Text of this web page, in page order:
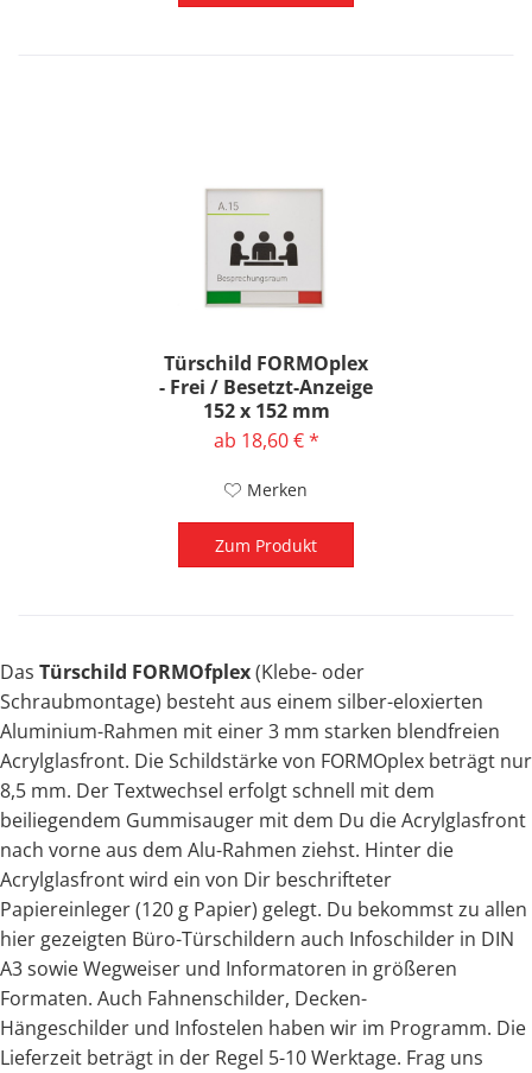
Türschild FORMOplex
- Frei / Besetzt-Anzeige
152 x 152 mm
ab 18,60 € *
Merken
Zum Produkt
Das Türschild FORMOfplex(Klebe- oder
Schraubmontage) besteht aus einem silber-eloxierten
Aluminium-Rahmen mit einer 3 mm starken blendfreien
Acrylglasfront. Die Schildstärke von FORMOplex beträgt nur
8,5 mm. Der Textwechsel erfolgt schnell mit dem
beiliegendem Gummisauger mit dem Du die Acrylglasfront
nach vorne aus dem Alu-Rahmen ziehst. Hinter die
Acrylglasfront wird ein von Dir beschrifteter
Papiereinleger (120 g Papier) gelegt. Du bekommst zu allen
hier gezeigten Büro-Türschildern auch Infoschilder in DIN
A3 sowie Wegweiser und Informatoren in größeren
Formaten. Auch Fahnenschilder, Decken-
Hängeschilder und Infostelen haben wir im Programm. Die
Lieferzeit beträgt in der Regel 5-10 Werktage. Frag uns